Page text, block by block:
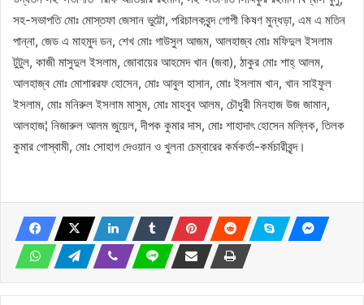
সহ-সভাপতি মোঃ মোস্তফা জেসান ভুট্টো, পরিচালকবৃন্দ গোপী কিষণ মুন্ধড়া, এম এ মতিন
পান্না, জেড এ মাহমুদ ডন, শেখ মোঃ গাউসুল আজম, আলহাজ্ব মোঃ মফিদুল ইসলাম
টুটুল, কাজী মাসুদুল ইসলাম, জোবায়ের আহমেদ খান (জবা), ঠাকুর মোঃ শাহ্ আলম,
আলহাজ্ব মোঃ মোশাররফ হোসেন, মোঃ আবুল হাসান, মোঃ ইসলাম খান, খান সাইফুল
ইসলাম, মোঃ মনিরুল ইসলাম মাসুম, মোঃ মাহবুব আলম, চৌধুরী মিনহাজ উজ জামান,
আলহাজ¦ নিজারুল আলম জুয়েল, দীপক কুমার দাস, মোঃ শাহাদাৎ হোসেন মল্লিক, তিলক
কুমার গোস্বামী, মোঃ সোহাগ দেওয়ান ও খুলনা চেম্বারের কর্মকর্তা-কর্মচারীবৃন্দ।